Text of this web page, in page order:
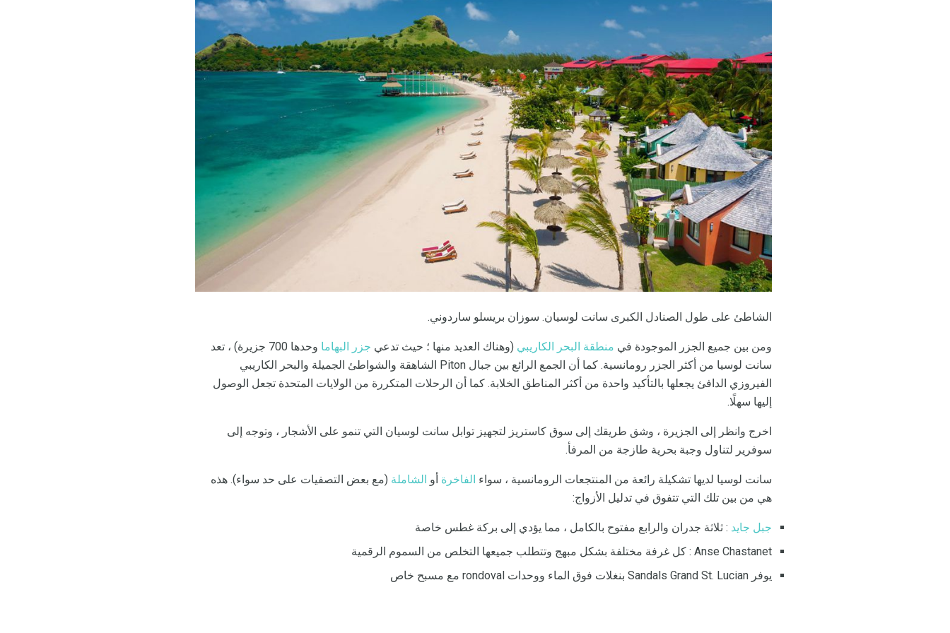
الشاطئ على طول الصنادل الكبرى سانت لوسيان. سوزان بريسلو ساردوني.
ومن بين جميع الجزر الموجودة في منطقة البحر الكاريبي (وهناك العديد منها ؛ حيث تدعي جزر البهاما
وحدها 700 جزيرة) ، تعد
سانت لوسيا من أكثر الجزر رومانسية. كما أن الجمع الرائع بين جبال Piton الشاهقة والشواطئ الجميلة والبحر الكاريبي
الفيروزي الدافئ يجعلها بالتأكيد واحدة من أكثر المناطق الخلابة. كما أن الرحلات المتكررة من الولايات المتحدة تجعل الوصول
إليها سهلًا.
اخرج وانظر إلى الجزيرة ، وشق طريقك إلى سوق كاستريز لتجهيز توابل سانت لوسيان التي تنمو على الأشجار ، وتوجه إلى
سوفرير لتناول وجبة بحرية طازجة من المرفأ.
سانت لوسيا لديها تشكيلة رائعة من المنتجعات الرومانسية ، سواء الفاخرة أو الشاملة (مع بعض التصفيات على حد سواء). هذه
هي من بين تلك التي تتفوق في تدليل الأزواج:
جبل جايد : ثلاثة جدران والرابع مفتوح بالكامل ، مما يؤدي إلى بركة غطس خاصة
Anse Chastanet : كل ​​غرفة مختلفة بشكل مبهج وتتطلب جميعها التخلص من السموم الرقمية
يوفر Sandals Grand St. Lucian بنغلات فوق الماء ووحدات rondoval مع مسبح خاص